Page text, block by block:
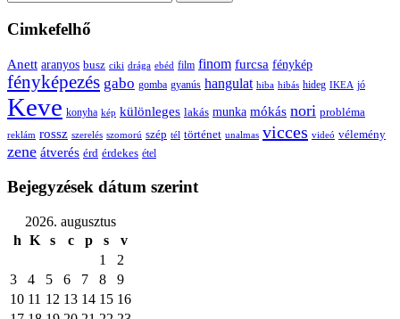
Cimkefelhő
Anett aranyos busz ciki drága ebéd film finom furcsa fénykép
fényképezés gabo gomba gyanús hangulat hiba hibás hideg IKEA jó
Keve konyha kép különleges lakás munka mókás nori probléma
reklám rossz szerelés szomorú szép tél történet unalmas vicces videó vélemény
zene átverés érd érdekes étel
Bejegyzések dátum szerint
2026. augusztus
h K s c p s
v
1
2
3
4 5 6 7 8
9
10 11 12 13 14 15 16